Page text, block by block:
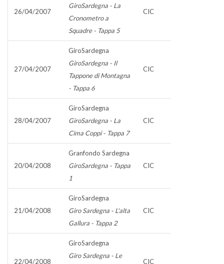
26/04/2007
GiroSardegna - La
Cronometro a
Squadre - Tappa 5
CIC
27/04/2007
GiroSardegna
GiroSardegna - Il
Tappone di Montagna
- Tappa 6
CIC
28/04/2007
GiroSardegna
GiroSardegna - La
Cima Coppi - Tappa 7
CIC
20/04/2008
Granfondo Sardegna
GiroSardegna - Tappa
1
CIC
21/04/2008
GiroSardegna
Giro Sardegna - L'alta
Gallura - Tappa 2
CIC
22/04/2008
GiroSardegna
Giro Sardegna - Le
CIC